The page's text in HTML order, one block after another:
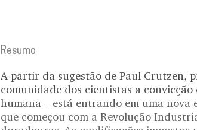
Resumo
A partir da sugestão de Paul Crutzen,
comunidade dos cientistas a
humana – está entrando em uma nova
que começou com a Revolução